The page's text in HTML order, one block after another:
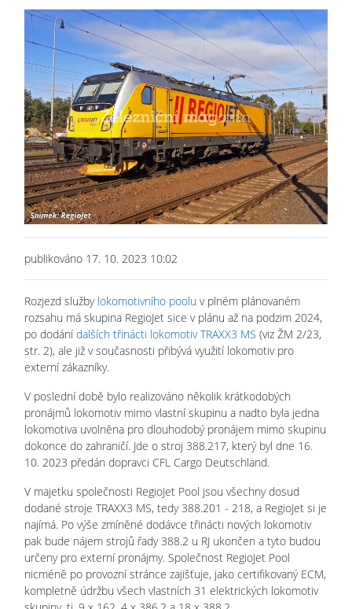
publikováno 17. 10. 2023 10:02
Rozjezd služby lokomotivního poolu v plném plánovaném
rozsahu má skupina RegioJet sice v plánu až na podzim 2024,
po dodánídalších třinácti lokomotiv TRAXX3 MS (viz ŽM 2/23,
str. 2), ale již v současnosti přibývá využití lokomotiv pro
externí zákazníky.
V poslední době bylo realizováno několik krátkodobých
pronájmů lokomotiv mimo vlastní skupinu a nadto byla jedna
lokomotiva uvolněna pro dlouhodobý pronájem mimo skupinu
dokonce do zahraničí. Jde o stroj 388.217, který byl dne 16.
10. 2023 předán dopravci CFL Cargo Deutschland.
V majetku společnosti RegioJet Pool jsou všechny dosud
dodané stroje TRAXX3 MS, tedy 388.201 - 218, a RegioJet si je
najímá. Po výše zmíněné dodávce třinácti nových lokomotiv
pak bude nájem strojů řady 388.2 u RJ ukončen a tyto budou
určeny pro externí pronájmy. Společnost RegioJet Pool
nicméně po provozní stránce zajišťuje, jako certifikovaný ECM,
kompletně údržbu všech vlastních 31 elektrických lokomotiv